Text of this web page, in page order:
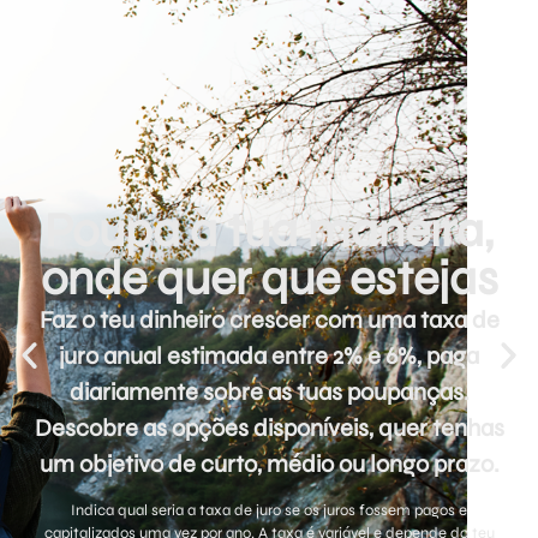
VIAJAR
Poupa à tua maneira,
onde quer que estejas
Faz o teu dinheiro crescer com uma taxa de
juro anual estimada entre 2% e 6%, paga
diariamente sobre as tuas poupanças.
Descobre as opções disponíveis, quer tenhas
um objetivo de curto, médio ou longo prazo.
Indica qual seria a taxa de juro se os juros fossem pagos e
capitalizados uma vez por ano. A taxa é variável e depende do teu